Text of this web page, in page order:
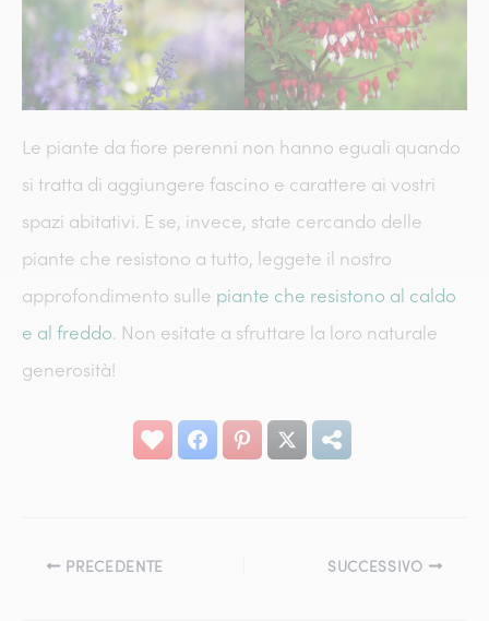
Le piante da fiore perenni non hanno eguali quando
si tratta di aggiungere fascino e carattere ai vostri
spazi abitativi. E se, invece, state cercando delle
piante che resistono a tutto, leggete il nostro
approfondimento sulle piante che resistono al caldo
e al freddo. Non esitate a sfruttare la loro naturale
generosità!
PRECEDENTE SUCCESSIVO